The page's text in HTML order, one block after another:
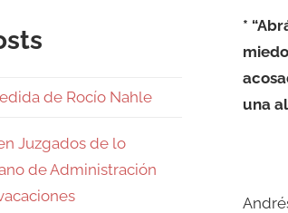
*
miedo
una
de Rocío Nahle
Juzgados de lo
de Administración